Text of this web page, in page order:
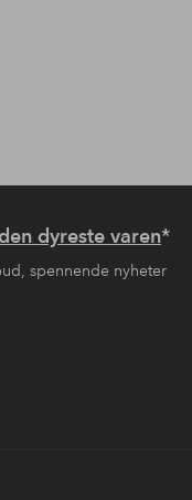
dyreste varen*
spennende nyheter